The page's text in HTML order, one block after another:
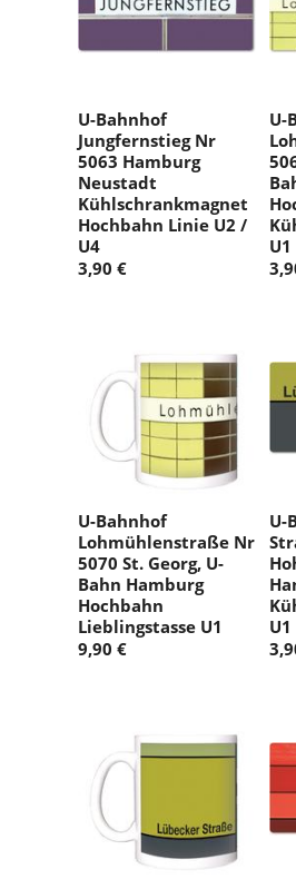
U-Bahnhof
Jungfernstieg Nr
5063 Hamburg
Neustadt
Kühlschrankmagnet
Hochbahn Linie U2 /
U4
3,90 €
U-
U1
U-Bahnhof
Lohmühlenstraße Nr
5070 St. Georg, U-
Bahn Hamburg
Hochbahn
Lieblingstasse U1
9,90 €
U-
U1